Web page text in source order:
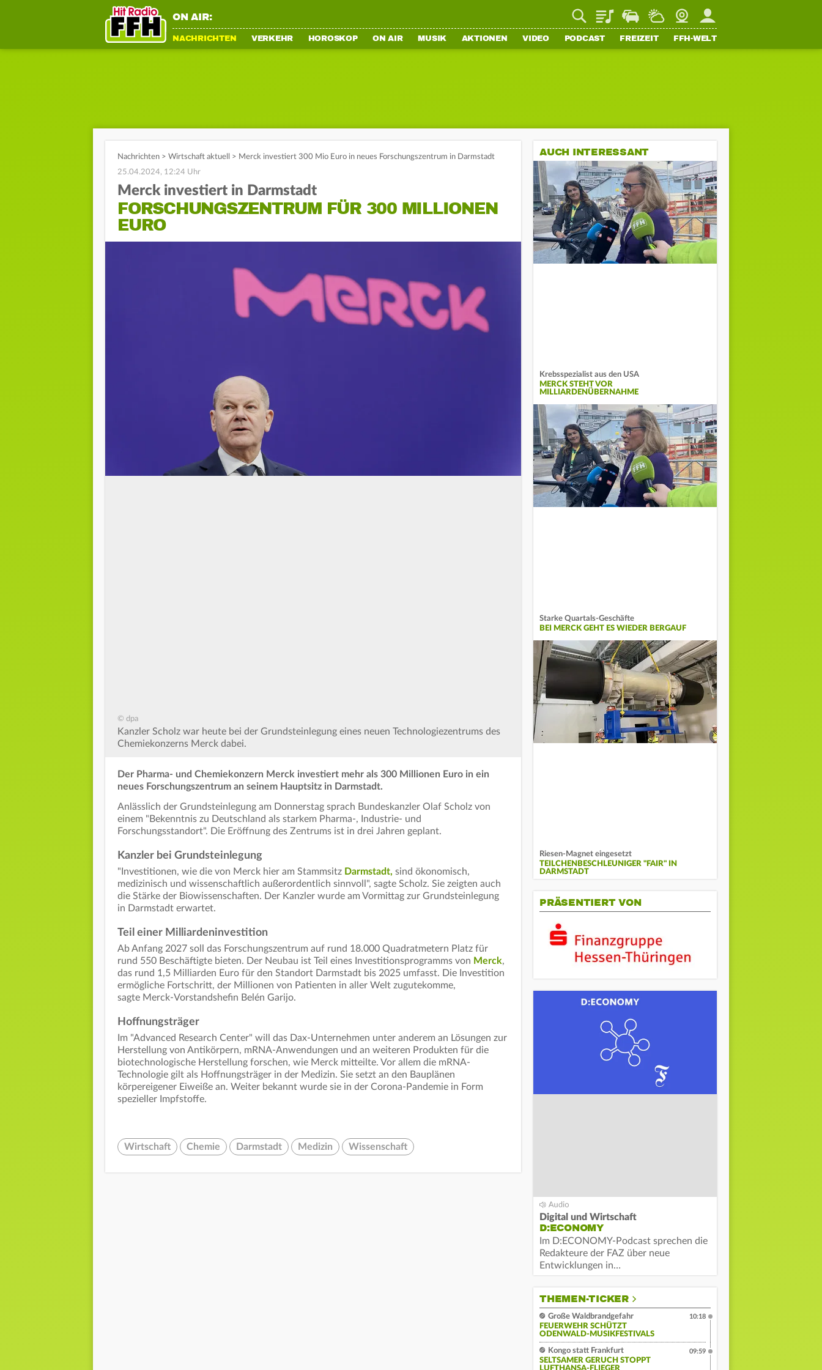
ON AIR: PlaylistStaupilotWetterWebcamMein FFH
NACHRICHTEN VERKEHR HOROSKOP ON AIR MUSIK AKTIONEN VIDEO PODCAST FREIZEIT FFH-WELT
Nachrichten > Wirtschaft aktuell > Merck investiert 300 Mio Euro in neues Forschungszentrum in Darmstadt
25.04.2024, 12:24 Uhr
Merck investiert in Darmstadt
FORSCHUNGSZENTRUM FÜR 300 MILLIONEN
EURO
© dpa
Kanzler Scholz war heute bei der Grundsteinlegung eines neuen Technologiezentrums des
Chemiekonzerns Merck dabei.
Der Pharma- und Chemiekonzern Merck investiert mehr als 300 Millionen Euro in ein
neues Forschungszentrum an seinem Hauptsitz in Darmstadt.
Anlässlich der Grundsteinlegung am Donnerstag sprach Bundeskanzler Olaf Scholz von
einem "Bekenntnis zu Deutschland als starkem Pharma-, Industrie- und
Forschungsstandort". Die Eröffnung des Zentrums ist in drei Jahren geplant.
Kanzler bei Grundsteinlegung
"Investitionen, wie die von Merck hier am Stammsitz Darmstadt, sind ökonomisch,
medizinisch und wissenschaftlich außerordentlich sinnvoll", sagte Scholz. Sie zeigten auch
die Stärke der Biowissenschaften. Der Kanzler wurde am Vormittag zur Grundsteinlegung
in Darmstadt erwartet.
Teil einer Milliardeninvestition
Ab Anfang 2027 soll das Forschungszentrum auf rund 18.000 Quadratmetern Platz für
rund 550 Beschäftigte bieten. Der Neubau ist Teil eines Investitionsprogramms von Merck,
das rund 1,5 Milliarden Euro für den Standort Darmstadt bis 2025 umfasst. Die Investition
ermögliche Fortschritt, der Millionen von Patienten in aller Welt zugutekomme,
sagte Merck-Vorstandshefin Belén Garijo.
Hoffnungsträger
Im "Advanced Research Center" will das Dax-Unternehmen unter anderem an Lösungen zur
Herstellung von Antikörpern, mRNA-Anwendungen und an weiteren Produkten für die
biotechnologische Herstellung forschen, wie Merck mitteilte. Vor allem die mRNA-
Technologie gilt als Hoffnungsträger in der Medizin. Sie setzt an den Bauplänen
körpereigener Eiweiße an. Weiter bekannt wurde sie in der Corona-Pandemie in Form
spezieller Impfstoffe.
Wirtschaft Chemie Darmstadt Medizin Wissenschaft
AUCH INTERESSANT
Krebsspezialist aus den USA
MERCK STEHT VOR
MILLIARDENÜBERNAHME
Starke Quartals-Geschäfte
BEI MERCK GEHT ES WIEDER BERGAUF
Riesen-Magnet eingesetzt
TEILCHENBESCHLEUNIGER "FAIR" IN
DARMSTADT
PRÄSENTIERT VON
Digital und Wirtschaft
D:ECONOMY
Im D:ECONOMY-Podcast sprechen die
Redakteure der FAZ über neue
Entwicklungen in…
THEMEN-TICKER
Große Waldbrandgefahr
FEUERWEHR SCHÜTZT
ODENWALD-MUSIKFESTIVALS
10:18
Kongo statt Frankfurt
SELTSAMER GERUCH STOPPT
LUFTHANSA-FLIEGER
09:59